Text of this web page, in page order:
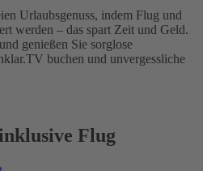
Urlaubsgenuss, indem Flug und
werden – das spart Zeit und Geld.
genießen Sie sorglose
buchen und unvergessliche
Flug